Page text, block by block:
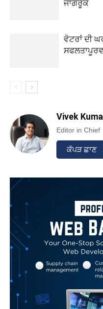
ਜਾਗਰੂਕ
ਵੋਟਰਾਂ ਦੀ
Vivek
Editor in Chief
ਕੱਪੜ ਛਾਣ